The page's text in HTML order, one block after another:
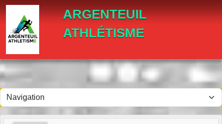
ARGENTEUIL
ATHLÉTISME
Panneau de gestion des cookies